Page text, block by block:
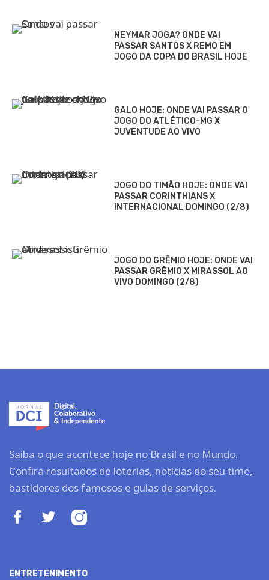
NEYMAR JOGA? ONDE VAI
PASSAR SANTOS X REMO EM
JOGO DA COPA DO BRASIL HOJE
GALO HOJE: ONDE VAI PASSAR O
JOGO DO ATLÉTICO-MG X
JUVENTUDE AO VIVO
JOGO DO TIMÃO HOJE: ONDE VAI
PASSAR CORINTHIANS X
INTERNACIONAL DOMINGO (2/8)
JOGO DO GRÊMIO HOJE: ONDE VAI
PASSAR GRÊMIO X MIRASSOL AO
VIVO DOMINGO (2/8)
Saiba o que acontece hoje no Brasil e no Mundo.
Confira resultados de loterias, notícias do seu time,
bastidores dos famosos e guias de serviços.
ENTRETENIMENTO